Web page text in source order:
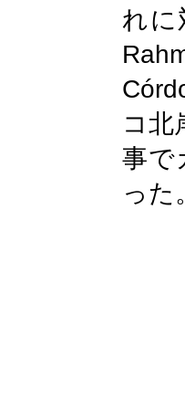
れに
コ北
事で
った